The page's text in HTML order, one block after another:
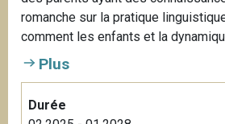
romanche sur la pratique
comment les enfants et la
Plus
Durée